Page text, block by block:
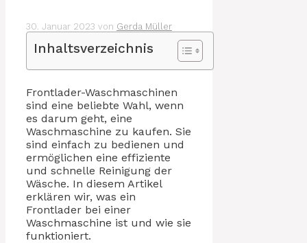
30. Januar 2023 von Gerda Müller
Inhaltsverzeichnis
Frontlader-Waschmaschinen
sind eine beliebte Wahl, wenn
es darum geht, eine
Waschmaschine zu kaufen. Sie
sind einfach zu bedienen und
ermöglichen eine effiziente
und schnelle Reinigung der
Wäsche. In diesem Artikel
erklären wir, was ein
Frontlader bei einer
Waschmaschine ist und wie sie
funktioniert.